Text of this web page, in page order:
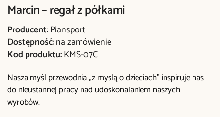
Marcin – regał z półkami
Producent: Piansport
Dostępność: na zamówienie
Kod produktu:KMS-07C
Nasza myśl przewodnia „z myślą o dzieciach” inspiruje nas
do nieustannej pracy nad udoskonalaniem naszych
wyrobów.